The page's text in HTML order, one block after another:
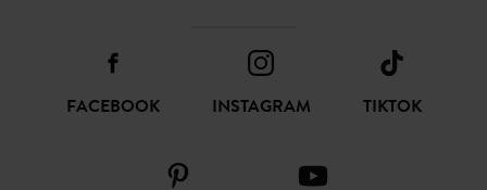
FACEBOOK INSTAGRAM TIKTOK